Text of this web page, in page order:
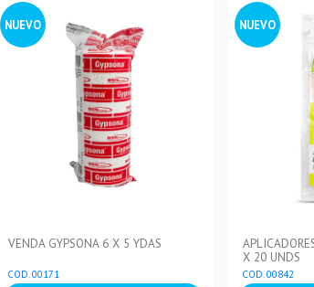
NUEVO
VENDA GYPSONA 6 X 5 YDAS
COD. 00171
NUEVO
X 20 UNDS
COD. 00842